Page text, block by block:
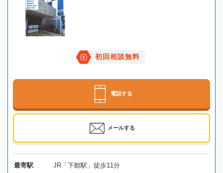
初回相談無料
電話する
メールする
最寄駅 JR「下館駅」徒歩11分